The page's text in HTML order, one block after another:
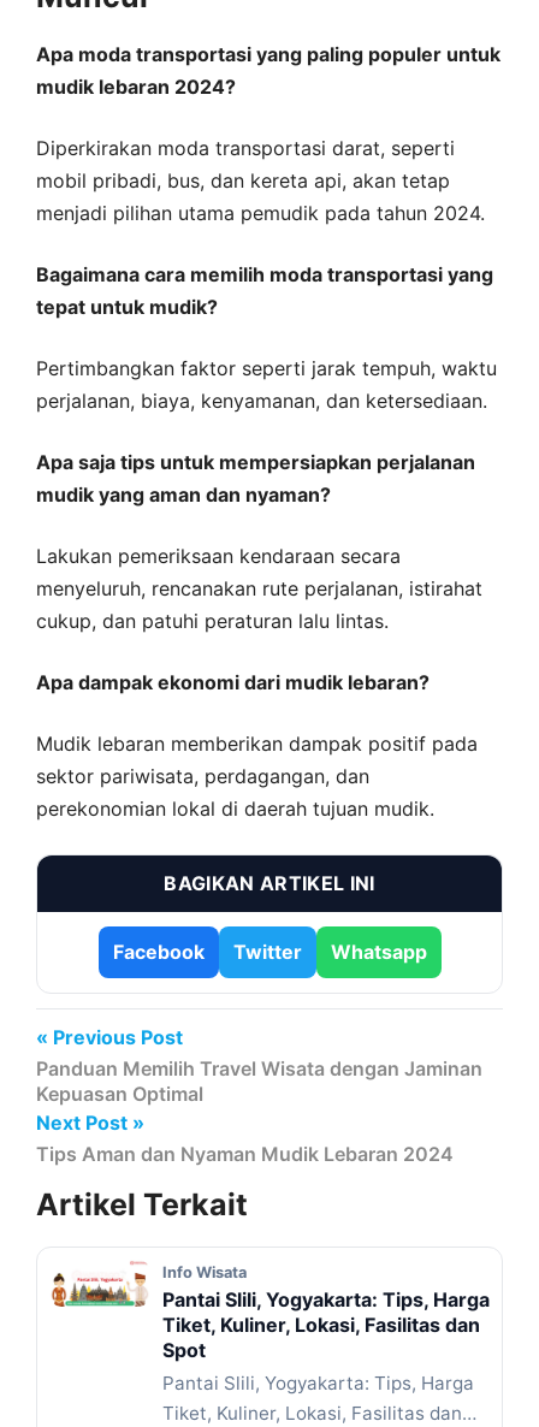
Apa moda transportasi yang paling populer untuk
mudik lebaran 2024?
Diperkirakan moda transportasi darat, seperti
mobil pribadi, bus, dan kereta api, akan tetap
menjadi pilihan utama pemudik pada tahun 2024.
Bagaimana cara memilih moda transportasi yang
tepat untuk mudik?
Pertimbangkan faktor seperti jarak tempuh, waktu
perjalanan, biaya, kenyamanan, dan ketersediaan.
Apa saja tips untuk mempersiapkan perjalanan
mudik yang aman dan nyaman?
Lakukan pemeriksaan kendaraan secara
menyeluruh, rencanakan rute perjalanan, istirahat
cukup, dan patuhi peraturan lalu lintas.
Apa dampak ekonomi dari mudik lebaran?
Mudik lebaran memberikan dampak positif pada
sektor pariwisata, perdagangan, dan
perekonomian lokal di daerah tujuan mudik.
BAGIKAN ARTIKEL INI
Facebook Twitter Whatsapp
« Previous Post
Panduan Memilih Travel Wisata dengan Jaminan
Kepuasan Optimal
Next Post »
Tips Aman dan Nyaman Mudik Lebaran 2024
Artikel Terkait
Info Wisata
Pantai Slili, Yogyakarta: Tips, Harga
Tiket, Kuliner, Lokasi, Fasilitas dan
Spot
Pantai Slili, Yogyakarta: Tips, Harga
Tiket, Kuliner, Lokasi, Fasilitas dan